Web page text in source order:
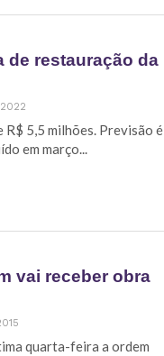
de restauração da
5,5 milhões. Previsão é
em março...
vai receber obra
quarta-feira a ordem